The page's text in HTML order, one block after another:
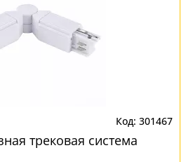
301467
трековая система